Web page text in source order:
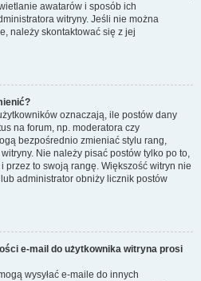
awatarów i sposób ich
witryny. Jeśli nie można
należy skontaktować się z jej
oznaczają, ile postów dany
na forum, np. moderatora czy
bezpośrednio zmieniać stylu rang,
Nie należy pisać postów tylko po to,
przez to swoją rangę. Większość witryn nie
administrator obniży licznik postów
e-mail do użytkownika witryna prosi
wysyłać e-maile do innych